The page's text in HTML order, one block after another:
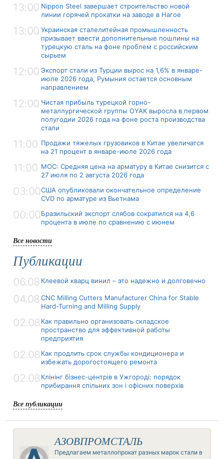
13:00 Nippon Steel завершает строительство новой
линии горячей прокатки на заводе в Нагое
13:00 Украинская сталелитейная промышленность
призывает ввести дополнительные пошлины на
турецкую сталь на фоне проблем с российским
сырьем
12:00 Экспорт стали из Турции вырос на 1,6% в январе-
июле 2026 года, Румыния остается основным
направлением
12:00 Чистая прибыль турецкой горно-
металлургической группы OYAK выросла в первом
полугодии 2026 года на фоне роста производства
стали
11:00 Продажи тяжелых грузовиков в Китае увеличатся
на 21 процент в январе-июле 2026 года
11:00 MOC: Средняя цена на арматуру в Китае снизится с
27 июля по 2 августа 2026 года
03:00США опубликовали окончательное определение
CVD по арматуре из Вьетнама
00:00Бразильский экспорт слябов сократился на 4,6
процента в июле по сравнению с июнем
Все новости
Публикации
06.08 Клеевой кварц винил – это надежно и долговечно
04.08 CNC Milling Cutters Manufacturer China for Stable
Hard-Turning and Milling Supply
02.08 Как правильно организовать складское
пространство для эффективной работы
предприятия
02.08 Как продлить срок службы кондиционера и
избежать дорогостоящего ремонта
02.08 Клінінг бізнес-центрів в Ужгороді: порядок
прибирання спільних зон і офісних поверхів
Все публикации
АЗОВПРОМСТАЛЬ
Предлагаем металлопрокат разных марок стали в